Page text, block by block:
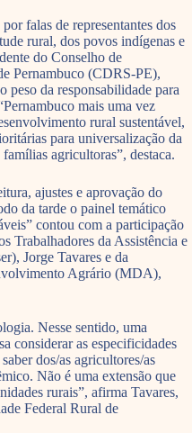
falas de representantes dos
rural, dos povos indígenas e
do Conselho de
Pernambuco (CDRS-PE),
peso da responsabilidade para
mais uma vez
rural sustentável,
para universalização da
agricultoras”, destaca.
ajustes e aprovação do
da tarde o painel temático
contou com a participação
Trabalhadores da Assistência e
Jorge Tavares e da
Agrário (MDA),
Nesse sentido, uma
considerar as especificidades
dos/as agricultores/as
Não é uma extensão que
rurais”, afirma Tavares,
Federal Rural de